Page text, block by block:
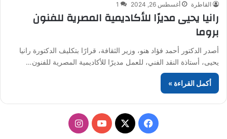
القاطرة أغسطس 26, 2024 1
رانيا يحيى مديرًا للأكاديمية المصرية للفنون
بروما
أصدر الدكتور أحمد فؤاد هنو، وزير الثقافة، قرارًا بتكليف الدكتورة رانيا
يحيى، أستاذة النقد الفني، للعمل مديرًا للأكاديمية المصرية للفنون…
أكمل القراءة »
فيسبوك
‫X
‫YouTubeانستقرام